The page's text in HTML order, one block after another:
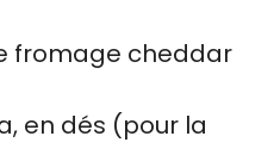
fromage cheddar
en dés (pour la